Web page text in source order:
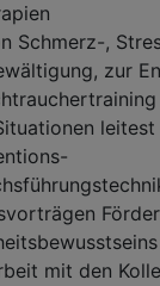
Schmerz-,
zur
mit den